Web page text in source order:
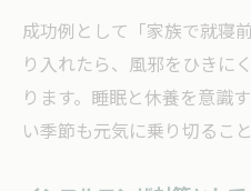
成功例として「家族で就寝
り入れたら、風邪をひきに
ります。睡眠と休養を意識
い季節も元気に乗り切るこ